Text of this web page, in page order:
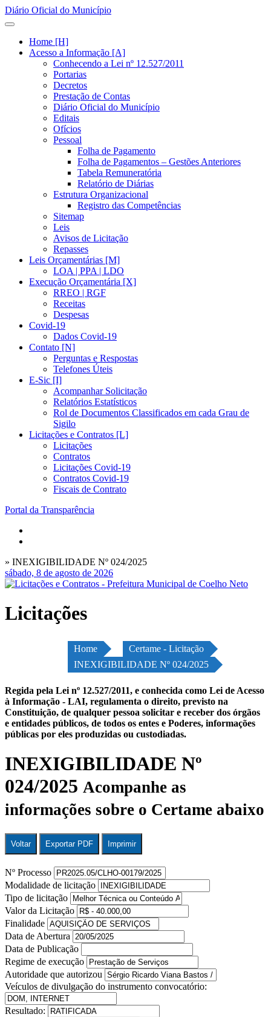
Diário Oficial do Município
Home [H]
Acesso a Informação [A]
Conhecendo a Lei nº 12.527/2011
Portarias
Decretos
Prestação de Contas
Diário Oficial do Município
Editais
Ofícios
Pessoal
Folha de Pagamento
Folha de Pagamentos – Gestões Anteriores
Tabela Remuneratória
Relatório de Diárias
Estrutura Organizacional
Registro das Competências
Sitemap
Leis
Avisos de Licitação
Repasses
Leis Orçamentárias [M]
LOA | PPA | LDO
Execução Orçamentária [X]
RREO | RGF
Receitas
Despesas
Covid-19
Dados Covid-19
Contato [N]
Perguntas e Respostas
Telefones Úteis
E-Sic [I]
Acompanhar Solicitação
Relatórios Estatísticos
Rol de Documentos Classificados em cada Grau de
Sigilo
Licitações e Contratos [L]
Licitações
Contratos
Licitações Covid-19
Contratos Covid-19
Fiscais de Contrato
Portal da Transparência
» INEXIGIBILIDADE Nº 024/2025
sábado, 8 de agosto de 2026
Licitações
Home
Certame - Licitação
INEXIGIBILIDADE Nº 024/2025
Regida pela Lei nº 12.527/2011, e conhecida como Lei de Acesso
à Informação - LAI, regulamenta o direito, previsto na
Constituição, de qualquer pessoa solicitar e receber dos órgãos
e entidades públicos, de todos os entes e Poderes, informações
públicas por eles produzidas ou custodiadas.
INEXIGIBILIDADE Nº
024/2025 Acompanhe as
informações sobre o Certame abaixo
Voltar Exportar PDF Imprimir
Nº Processo
Modalidade de licitação
Tipo de licitação
Valor da Licitação
Finalidade
Data de Abertura
Data de Publicação
Regime de execução
Autoridade que autorizou
Veículos de divulgação do instrumento convocatório:
Resultado: